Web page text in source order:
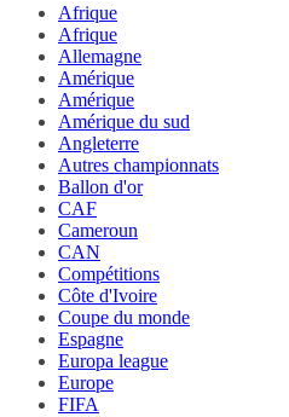
Afrique
Afrique
Allemagne
Amérique
Amérique
Amérique du sud
Angleterre
Autres championnats
Ballon d'or
CAF
Cameroun
CAN
Compétitions
Côte d'Ivoire
Coupe du monde
Espagne
Europa league
Europe
FIFA